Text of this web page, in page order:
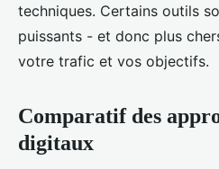
techniques. Certains outils
puissants - et donc plus
votre trafic et vos objectifs.
Comparatif des
digitaux